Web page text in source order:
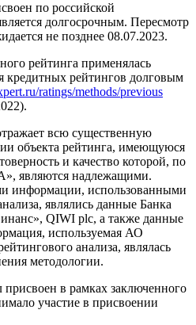
по российской
долгосрочным. Пересмотр
не позднее 08.07.2023.
рейтинга применялась
кредитных рейтингов долговым
ratings/methods/previous
всю существенную
объекта рейтинга, имеющуюся
и качество которой, по
являются надлежащими.
информации, использованными
являлись данные Банка
QIWI plc, а также данные
используемая АО
анализа, являлась
методологии.
в рамках заключенного
участие в присвоении